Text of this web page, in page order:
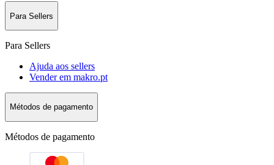
Para Sellers
Para Sellers
Ajuda aos sellers
Vender em makro.pt
Métodos de pagamento
Métodos de pagamento